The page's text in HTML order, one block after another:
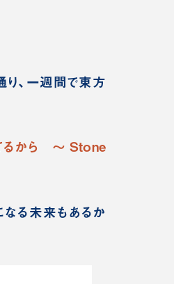
り、一週間で東方
るから ～ Stone
る未来もあるか